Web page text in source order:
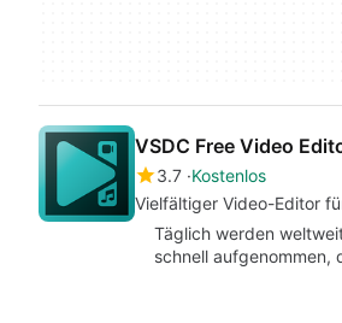
VSDC Free Video
3.7 Kostenlos
Vielfältiger Video-Editor
Täglich werden
schnell